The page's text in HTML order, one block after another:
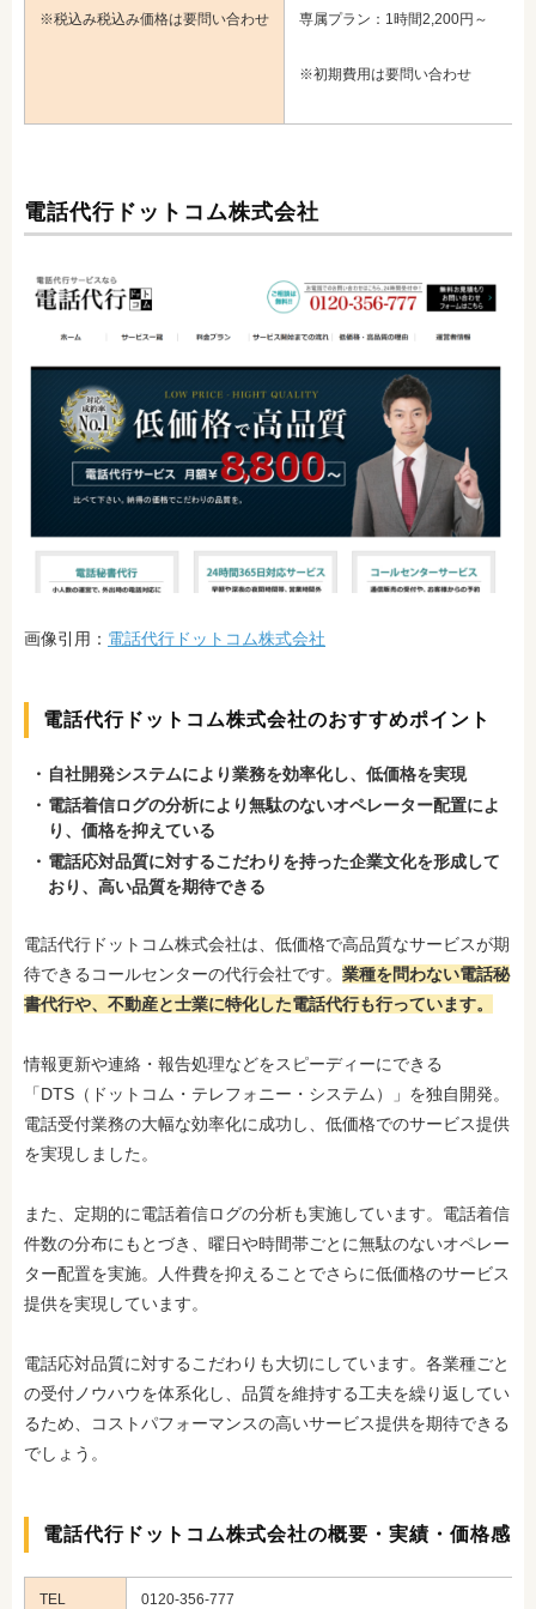
※税込み税込み価格は要問い合わせ
専属プラン：1時間2,200円～
※初期費用は要問い合わせ
電話代行ドットコム株式会社
画像引用： 電話代行ドットコム株式会社
電話代行ドットコム株式会社のおすすめポイント
自社開発システムにより業務を効率化し、低価格を実現
電話着信ログの分析により無駄のないオペレーター配置によ
り、価格を抑えている
電話応対品質に対するこだわりを持った企業文化を形成して
おり、高い品質を期待できる
電話代行ドットコム株式会社は、低価格で高品質なサービスが期
待できるコールセンターの代行会社です。 業種を問わない電話秘
書代行や、不動産と士業に特化した電話代行も行っています。
情報更新や連絡・報告処理などをスピーディーにできる
「DTS（ドットコム・テレフォニー・システム）」を独自開発。
電話受付業務の大幅な効率化に成功し、低価格でのサービス提供
を実現しました。
また、定期的に電話着信ログの分析も実施しています。電話着信
件数の分布にもとづき、曜日や時間帯ごとに無駄のないオペレー
ター配置を実施。人件費を抑えることでさらに低価格のサービス
提供を実現しています。
電話応対品質に対するこだわりも大切にしています。各業種ごと
の受付ノウハウを体系化し、品質を維持する工夫を繰り返してい
るため、コストパフォーマンスの高いサービス提供を期待できる
でしょう。
電話代行ドットコム株式会社の概要・実績・価格感
TEL 0120-356-777